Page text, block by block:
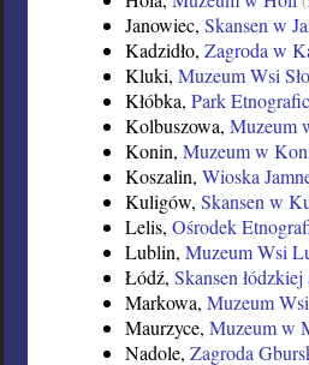
Janowiec, Skansen w
Kadzidło, Zagroda w
Kluki, Muzeum Wsi
Kłóbka, Park
Kolbuszowa, Muzeum
Konin, Muzeum w
Koszalin, Wioska
Kuligów, Skansen w
Lelis, Ośrodek
Lublin, Muzeum Wsi
Łódź, Skansen
Markowa, Muzeum
Maurzyce, Muzeum w
Nadole, Zagroda